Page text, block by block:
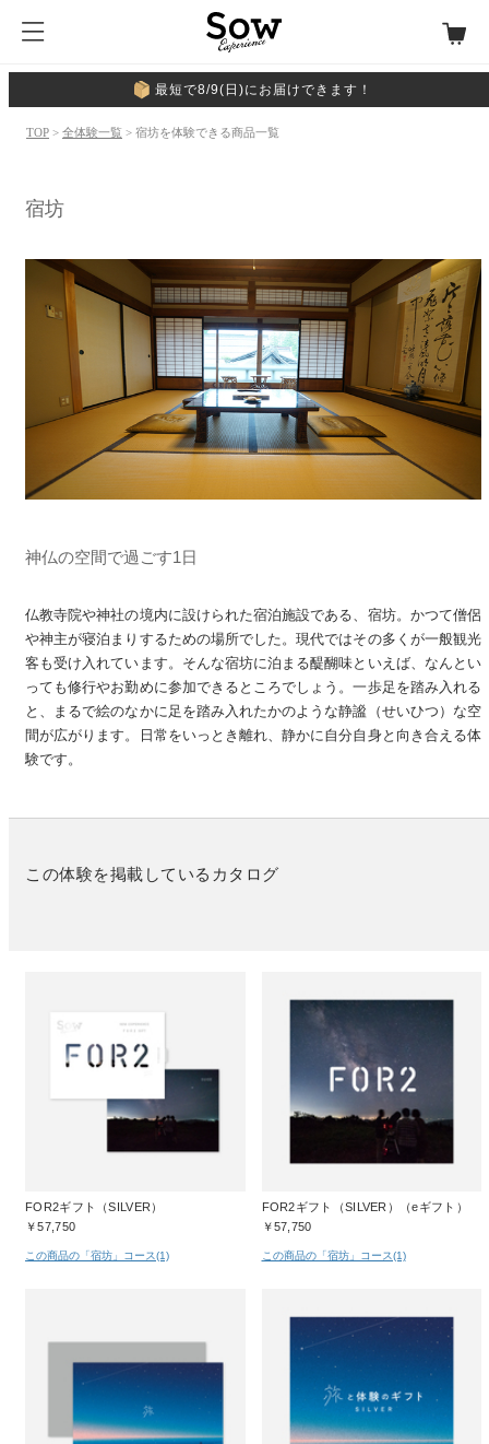
最短で8/9(日)にお届けできます！
TOP > 全体験一覧 > 宿坊を体験できる商品一覧
宿坊
神仏の空間で過ごす1日
仏教寺院や神社の境内に設けられた宿泊施設である、宿坊。かつて僧侶
や神主が寝泊まりするための場所でした。現代ではその多くが一般観光
客も受け入れています。そんな宿坊に泊まる醍醐味といえば、なんとい
っても修行やお勤めに参加できるところでしょう。一歩足を踏み入れる
と、まるで絵のなかに足を踏み入れたかのような静謐（せいひつ）な空
間が広がります。日常をいっとき離れ、静かに自分自身と向き合える体
験です。
この体験を掲載しているカタログ
FOR2ギフト（SILVER）
￥57,750
この商品の「宿坊」コース(1)
FOR2ギフト（SILVER）（eギフト）
￥57,750
この商品の「宿坊」コース(1)